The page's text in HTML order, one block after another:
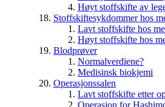
Høyt stoffskifte av
Stoffskiftesykdommer hos
Lavt stoffskifte hos
Høyt stoffskifte hos
Blodprøver
Normalverdiene?
Medisinsk biokjemi
Operasjonssalen
Lavt stoffskifte etter
Operasjon for